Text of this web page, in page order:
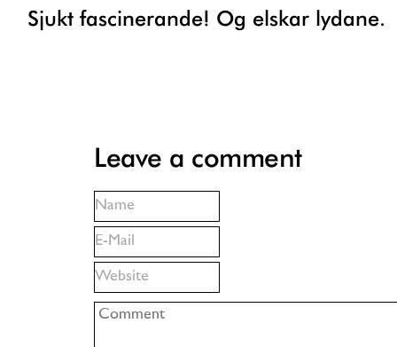
Sjukt fascinerande! Og elskar lydane.
Leave a comment